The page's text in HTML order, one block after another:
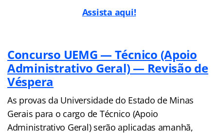
Assista aqui!
Concurso UEMG — Técnico (Apoio
Administrativo Geral) — Revisão de
Véspera
As provas da Universidade do Estado de Minas
Gerais para o cargo de Técnico (Apoio
Administrativo Geral) serão aplicadas amanhã,